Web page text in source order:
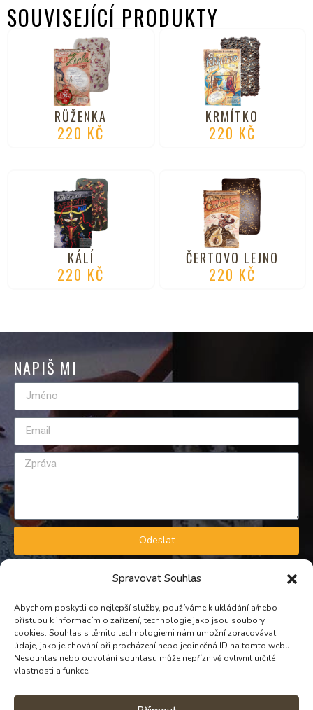
Spravovat Souhlas
Abychom poskytli co nejlepší služby, používáme k ukládání a/nebo
přístupu k informacím o zařízení, technologie jako jsou soubory
cookies. Souhlas s těmito technologiemi nám umožní zpracovávat
údaje, jako je chování při procházení nebo jedinečná ID na tomto webu.
Nesouhlas nebo odvolání souhlasu může nepříznivě ovlivnit určité
vlastnosti a funkce.
SOUVISEJÍCÍ PRODUKTY
RŮŽENKA
220 KČ
KRMÍTKO
220 KČ
KÁLÍ
220 KČ
ČERTOVO LEJNO
220 KČ
NAPIŠ MI
Odeslat
GDPR A OBCHODNÍ PODMÍNKY
Obchodní podmínky
KONTAKT
TELEFON